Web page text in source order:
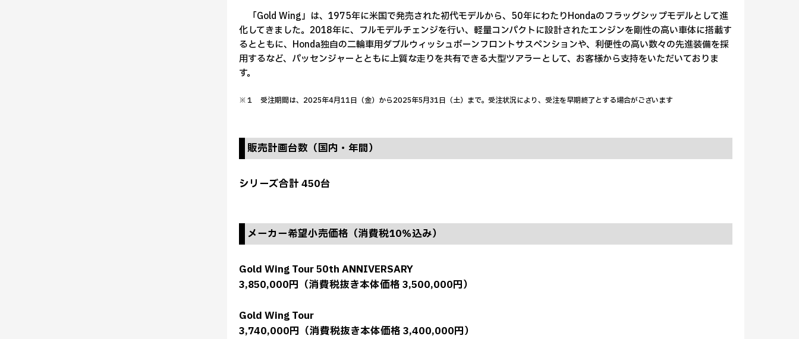
「Gold Wing」は、1975年に米国で発売された初代モデルから、50年にわたりHondaのフラッグシップモデルとして進
化してきました。2018年に、フルモデルチェンジを行い、軽量コンパクトに設計されたエンジンを剛性の高い車体に搭載す
るとともに、Honda独自の二輪車用ダブルウィッシュボーンフロントサスペンションや、利便性の高い数々の先進装備を採
用するなど、パッセンジャーとともに上質な走りを共有できる大型ツアラーとして、お客様から支持をいただいておりま
す。
※１ 受注期間は、2025年4月11日（金）から2025年5月31日（土）まで。受注状況により、受注を早期終了とする場合がございます
販売計画台数（国内・年間）
シリーズ合計 450台
メーカー希望小売価格（消費税10％込み）
Gold Wing Tour 50th ANNIVERSARY
3,850,000円（消費税抜き本体価格 3,500,000円）
Gold Wing Tour
3,740,000円（消費税抜き本体価格 3,400,000円）